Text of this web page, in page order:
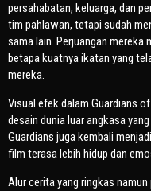
persahabatan, keluarga, dan
tim pahlawan, tetapi sudah
sama lain. Perjuangan
betapa kuatnya ikatan yang
mereka.
Visual efek dalam Guardians
desain dunia luar angkasa
Guardians juga kembali
film terasa lebih hidup dan
Alur cerita yang ringkas